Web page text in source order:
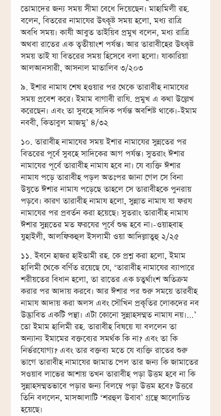
তোমাদের জন্য সময় সীমা বেধে দিয়েছেন। মাহামিলী রহ.
বলেন, বিতরের নামাযের উৎকৃষ্ট সময় হলো, মধ্য রাত্রি
অবধি সময়। কাযী আবুত তাইয়িব প্রমুখ বলেন, মধ্য রাত্রি
অথবা রাতের এক তৃতীয়াংশ পর্যন্ত। আর তারাবীহের উৎকৃষ্ট
সময় তাই যা বিতরের সময় হিসেবে বলা হলো। যাকারিয়া
আলআনসারী, আসনাল মাতালিব ৩/২০৩
৯. ইশার নামায শেষ হওয়ার পর থেকে তারাবীহ নামাযের
সময় প্রবেশ করে। ইমাম বাগাবী রাযি. প্রমুখ এ কথা উল্লেখ
করেছেন। এবং তা সুবহে সাদিক পর্যন্ত অবশিষ্ট থাকে।-ইমাম
নববী, কিতাবুল মাজমু’ ৪/৩২
১০. তারাবীহ নামাযের সময় ইশার নামাযের সুন্নতের পর
বিতরের পূর্বে সুবহে সাদিকের আগ পর্যন্ত। সুতরাং ঈশার
নামাযের পূর্বে তারাবীহ নামায হবে না। যে ব্যক্তি ঈশার
নামায পড়ে তারাবীহ পড়ল অতঃপর জানা গেল সে বিনা
উযুতে ঈশার নামায পড়েছে তাহলে সে তারাবীহকে পুনরায়
পড়বে। কারণ তারাবীহ নামায হলো, সুন্নাত নামায যা ফরয
নামাযের পর প্রবর্তন করা হয়েছে। সুতরাং তারাবীহ নামায
ঈশার সুন্নতের মত ফরযের পূর্বে শুদ্ধ হবে না।-ওয়াহবাহ
যুহাইলী, আলফিকহুল ইসলামী ওয়া আদিল্লাতুহু ২/২৫
১১. ইবনে হাজর হাইতামী রহ. কে প্রশ্ন করা হলো, ইমাম
হালিমী থেকে বর্ণিত রয়েছে যে, ‘তারাবীহ নামাযের ব্যাপারে
শরীয়তের বিধান হলো, তা রাতের এক চতুর্থাংশ অতিক্রম
করার পর আদায় করবে। আর ঈশার পর শুরু সময়ে তারবীহ
নামায আদায় করা অলস এবং সৌখিন প্রকৃতির লোকদের নব
উদ্ভাবিত একটি পন্থা। এটা কোনো সুন্নাহসম্মত নামায নয়।…’
তো ইমাম হালিমী রহ. তারাবীহ বিষয়ে যা বললেন তা
অন্যান্য ইমামের বক্তব্যের সমর্থক কি না? এবং তা কি
নির্ভরযোগ্য? এবং তার বক্তব্য মতে যে ব্যক্তি রাতের শুরু
ভাগে তারাবীহ নামাযের জামাত পেল তার জন্য কি জামাতের
সওয়াব লাভের আশায় তখন তারাবীহ পড়া উত্তম হবে না কি
সুন্নাহসম্মতভাবে পড়ার জন্য বিলম্বে পড়া উত্তম হবে? উত্তরে
তিনি বললেন, মাসআলাটি ‘শরহুল উবাব’ গ্রন্থে আলোচিত
হয়েছে।